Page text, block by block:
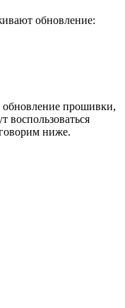
обновление:
обновление прошивки,
воспользоваться
ниже.